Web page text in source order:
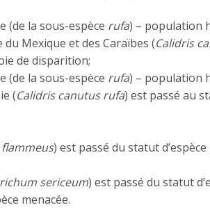
(de la sous-espèce rufa) – population
Mexique et des Caraïbes (Calidris
de disparition;
(de la sous-espèce rufa) – population
(Calidris canutus rufa) est passé au
) est passé du statut
sericeum) est passé du statut
menacée.